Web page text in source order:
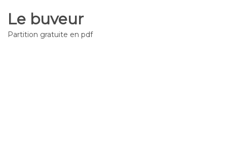
Le buveur
Partition gratuite en pdf